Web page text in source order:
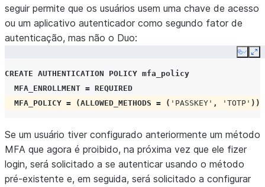
seguir permite que os usuários usem uma chave de acesso
ou um aplicativo autenticador como segundo fator de
autenticação, mas não o Duo:
Copy
CREATE AUTHENTICATION POLICY mfa_policy
MFA_ENROLLMENT = REQUIRED
MFA_POLICY = (ALLOWED_METHODS = ( 'PASSKEY' , 'TOTP' ));
Se um usuário tiver configurado anteriormente um método
MFA que agora é proibido, na próxima vez que ele fizer
login, será solicitado a se autenticar usando o método
pré-existente e, em seguida, será solicitado a configurar